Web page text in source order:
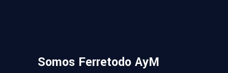
Somos Ferretodo AyM